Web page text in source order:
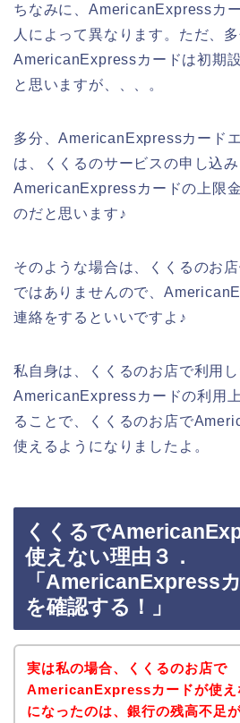
ちなみに、AmericanExpressカ
人によって異なります。ただ、
AmericanExpressカードは初期
と思いますが、、、。
多分、AmericanExpressカード
は、くくるのサービスの申し込み
AmericanExpressカードの上限
のだと思います♪
そのような場合は、くくるのお
ではありませんので、
連絡をするといいですよ♪
私自身は、くくるのお店で利用し
AmericanExpressカードの利用
ることで、くくるのお店で
使えるようになりましたよ。
くくるで
使えない理由３．
「AmericanExpress
を確認する！」
実は私の場合、くくるのお店で
AmericanExpressカードが使え
になったのは、銀行の残高不足